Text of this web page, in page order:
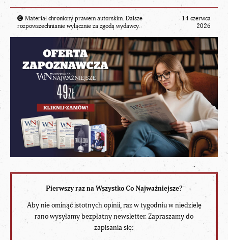
Materiał chroniony prawem autorskim. Dalsze
rozpowszechnianie wyłącznie za zgodą wydawcy.
14 czerwca
2026
Pierwszy raz na Wszystko Co Najważniejsze?
Aby nie ominąć istotnych opinii, raz w tygodniu w niedzielę
rano wysyłamy bezpłatny newsletter. Zapraszamy do
zapisania się: